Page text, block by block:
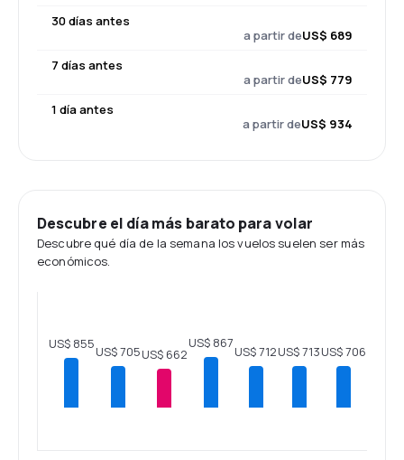
30 días antes
a partir deUS$ 689
7 días antes
a partir deUS$ 779
1 día antes
a partir deUS$ 934
Descubre el día más barato para volar
Descubre qué día de la semana los vuelos suelen ser más
económicos.
US$ 855
US$ 705US$ 662
US$ 867
US$ 712US$ 713US$ 706